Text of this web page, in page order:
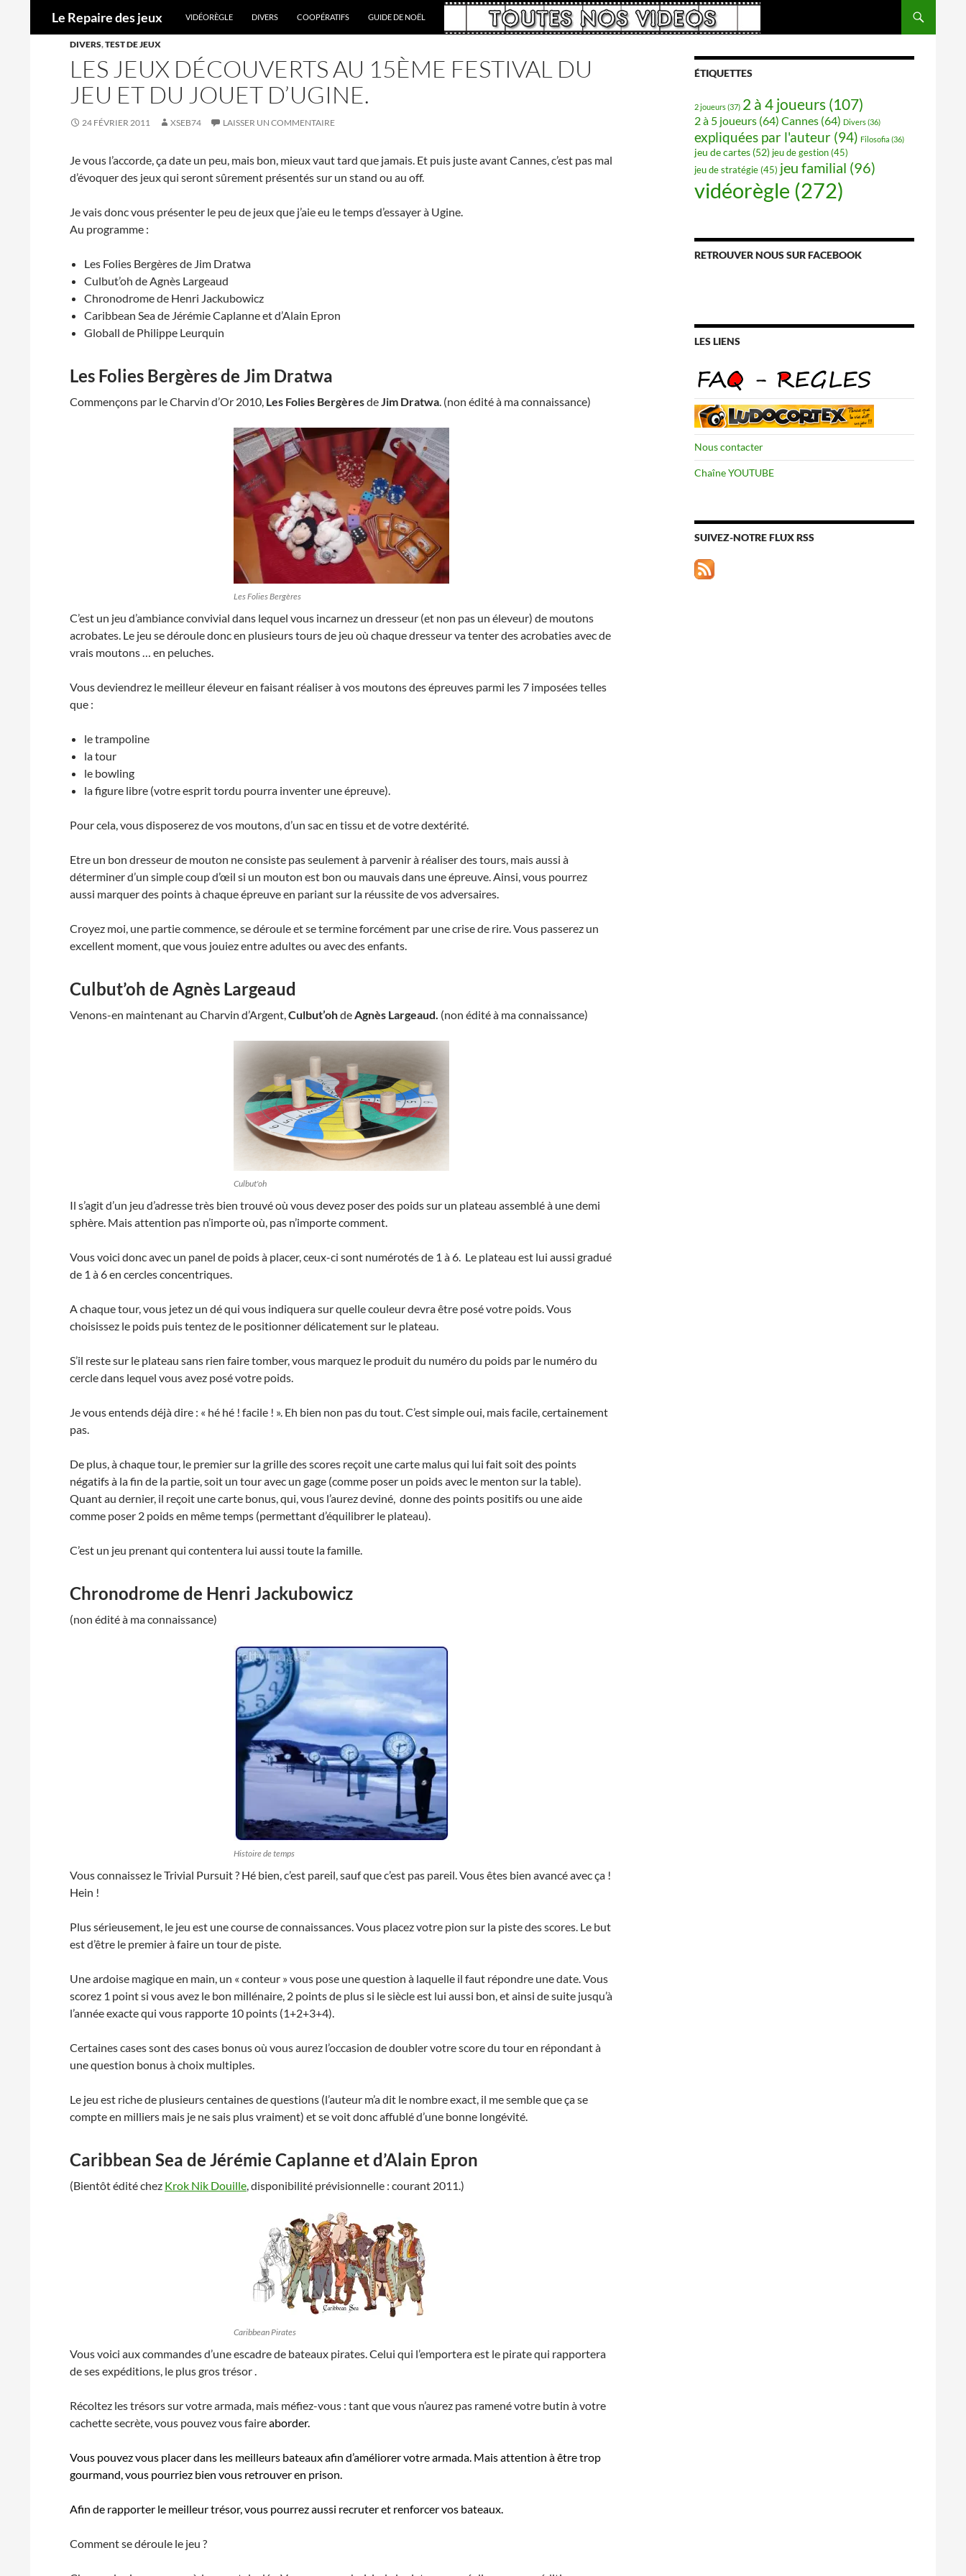
Le Repaire des jeux
VIDÉORÈGLE
DIVERS COOPÉRATIFS GUIDE DE NOËL
DIVERS,TEST DE JEUX
LES JEUX DÉCOUVERTS AU 15ÈME FESTIVAL DU
JEU ET DU JOUET D’UGINE.
24 FÉVRIER 2011 XSEB74 LAISSER UN COMMENTAIRE
Je vous l’accorde, ça date un peu, mais bon, mieux vaut tard que jamais. Et puis juste avant Cannes, c’est pas mal
d’évoquer des jeux qui seront sûrement présentés sur un stand ou au off.
Je vais donc vous présenter le peu de jeux que j’aie eu le temps d’essayer à Ugine.
Au programme :
Les Folies Bergères de Jim Dratwa
Culbut’oh de Agnès Largeaud
Chronodrome de Henri Jackubowicz
Caribbean Sea de Jérémie Caplanne et d’Alain Epron
Globall de Philippe Leurquin
Les Folies Bergèresde Jim Dratwa
Commençons par le Charvin d’Or 2010, Les Folies BergèresdeJim Dratwa. (non édité à ma connaissance)
Les Folies Bergères
C’est un jeu d’ambiance convivial dans lequel vous incarnez un dresseur (et non pas un éleveur) de moutons
acrobates. Le jeu se déroule donc en plusieurs tours de jeu où chaque dresseur va tenter des acrobaties avec de
vrais moutons … en peluches.
Vous deviendrez le meilleur éleveur en faisant réaliser à vos moutons des épreuves parmi les 7 imposées telles
que :
le trampoline
la tour
le bowling
la figure libre (votre esprit tordu pourra inventer une épreuve).
Pour cela, vous disposerez de vos moutons, d’un sac en tissu et de votre dextérité.
Etre un bon dresseur de mouton ne consiste pas seulement à parvenir à réaliser des tours, mais aussi à
déterminer d’un simple coup d’œil si un mouton est bon ou mauvais dans une épreuve. Ainsi, vous pourrez
aussi marquer des points à chaque épreuve en pariant sur la réussite de vos adversaires.
Croyez moi, une partie commence, se déroule et se termine forcément par une crise de rire. Vous passerez un
excellent moment, que vous jouiez entre adultes ou avec des enfants.
Culbut’oh de Agnès Largeaud
Venons-en maintenant au Charvin d’Argent,Culbut’ohdeAgnès Largeaud. (non édité à ma connaissance)
Culbut'oh
Il s’agit d’un jeu d’adresse très bien trouvé où vous devez poser des poids sur un plateau assemblé à une demi
sphère. Mais attention pas n’importe où, pas n’importe comment.
Vous voici donc avec un panel de poids à placer, ceux-ci sont numérotés de 1 à 6. Le plateau est lui aussi gradué
de 1 à 6 en cercles concentriques.
A chaque tour, vous jetez un dé qui vous indiquera sur quelle couleur devra être posé votre poids. Vous
choisissez le poids puis tentez de le positionner délicatement sur le plateau.
S’il reste sur le plateau sans rien faire tomber, vous marquez le produit du numéro du poids par le numéro du
cercle dans lequel vous avez posé votre poids.
Je vous entends déjà dire : « hé hé ! facile ! ». Eh bien non pas du tout. C’est simple oui, mais facile, certainement
pas.
De plus, à chaque tour, le premier sur la grille des scores reçoit une carte malus qui lui fait soit des points
négatifs à la fin de la partie, soit un tour avec un gage (comme poser un poids avec le menton sur la table).
Quant au dernier, il reçoit une carte bonus, qui, vous l’aurez deviné, donne des points positifs ou une aide
comme poser 2 poids en même temps (permettant d’équilibrer le plateau).
C’est un jeu prenant qui contentera lui aussi toute la famille.
Chronodrome de Henri Jackubowicz
(non édité à ma connaissance)
Histoire de temps
Vous connaissez le Trivial Pursuit ? Hé bien, c’est pareil, sauf que c’est pas pareil. Vous êtes bien avancé avec ça !
Hein !
Plus sérieusement, le jeu est une course de connaissances. Vous placez votre pion sur la piste des scores. Le but
est d’être le premier à faire un tour de piste.
Une ardoise magique en main, un « conteur » vous pose une question à laquelle il faut répondre une date. Vous
scorez 1 point si vous avez le bon millénaire, 2 points de plus si le siècle est lui aussi bon, et ainsi de suite jusqu’à
l’année exacte qui vous rapporte 10 points (1+2+3+4).
Certaines cases sont des cases bonus où vous aurez l’occasion de doubler votre score du tour en répondant à
une question bonus à choix multiples.
Le jeu est riche de plusieurs centaines de questions (l’auteur m’a dit le nombre exact, il me semble que ça se
compte en milliers mais je ne sais plus vraiment) et se voit donc affublé d’une bonne longévité.
Caribbean Sea de Jérémie Caplanne et d’Alain Epron
(Bientôt édité chez Krok Nik Douille, disponibilité prévisionnelle : courant 2011.)
Caribbean Pirates
Vous voici aux commandes d’une escadre de bateaux pirates. Celui qui l’emportera est le pirate qui rapportera
de ses expéditions, le plus gros trésor .
Récoltez les trésors sur votre armada, mais méfiez-vous : tant que vous n’aurez pas ramené votre butin à votre
cachette secrète, vous pouvez vous faireaborder.
Vous pouvez vous placer dans les meilleurs bateaux afin d’améliorer votre armada. Mais attention à être trop
gourmand, vous pourriez bien vous retrouver en prison.
Afin de rapporter le meilleur trésor, vous pourrez aussi recruter et renforcer vos bateaux.
Comment se déroule le jeu ?
ÉTIQUETTES
2 joueurs(37) 2 à 4 joueurs (107)
2 à 5 joueurs (64) Cannes (64) Divers(36)
expliquées par l'auteur (94) Filosofia (36)
jeu de cartes (52) jeu de gestion (45)
jeu de stratégie (45) jeu familial (96)
vidéorègle (272)
RETROUVER NOUS SUR FACEBOOK
LES LIENS
Nous contacter
Chaîne YOUTUBE
SUIVEZ-NOTRE FLUX RSS